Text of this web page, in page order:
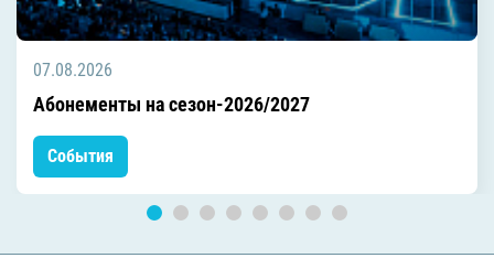
07.08.2026
Абонементы на сезон-2026/2027
События